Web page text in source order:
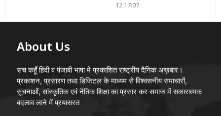
12:17:07
About Us
सच कहूँ हिंदी व पंजाबी भाषा मे प्रकाशित राष्ट्रीय दैनिक अख़बार।
प्रकाशन, प्रसारण तथा डिजिटल के माध्यम से विश्वसनीय समाचारों,
सूचनाओं, सांस्कृतिक एवं नैतिक शिक्षा का प्रसार कर समाज में सकारात्मक
बदलाव लाने में प्रयासरत